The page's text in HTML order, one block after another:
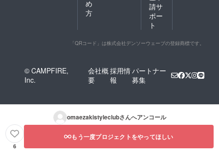
め
方
請サ
ポー
ト
「QRコード」は株式会社デンソーウェーブの登録商標です。
© CAMPFIRE,
Inc.
会社概
要
採用情
報
パートナー
募集
omaezakistyleclubさんへアンコール
6
もう一度プロジェクトをやってほしい